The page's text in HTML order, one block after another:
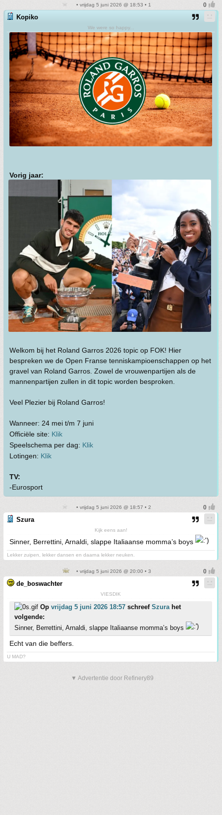
• vrijdag 5 juni 2026 @ 18:53 • 1
Kopiko
We were so happy...
Vorig jaar:
Welkom bij het Roland Garros 2026 topic op FOK! Hier
bespreken we de Open Franse tenniskampioenschappen op het
gravel van Roland Garros. Zowel de vrouwenpartijen als de
mannenpartijen zullen in dit topic worden besproken.
Veel Plezier bij Roland Garros!
Wanneer: 24 mei t/m 7 juni
Officiële site: Klik
Speelschema per dag: Klik
Lotingen: Klik
TV:
-Eurosport
• vrijdag 5 juni 2026 @ 18:57 • 2
Szura
Kijk eens aan!
Sinner, Berrettini, Arnaldi, slappe Italiaanse momma’s boys
Lekker zuipen, lekker dansen en daarna lekker neuken.
• vrijdag 5 juni 2026 @ 20:00 • 3
de_boswachter
VIESDIK
Op vrijdag 5 juni 2026 18:57 schreef Szurahet
volgende:
Sinner, Berrettini, Arnaldi, slappe Italiaanse momma’s boys
Echt van die beffers.
U MAD?
▼ Advertentie door Refinery89